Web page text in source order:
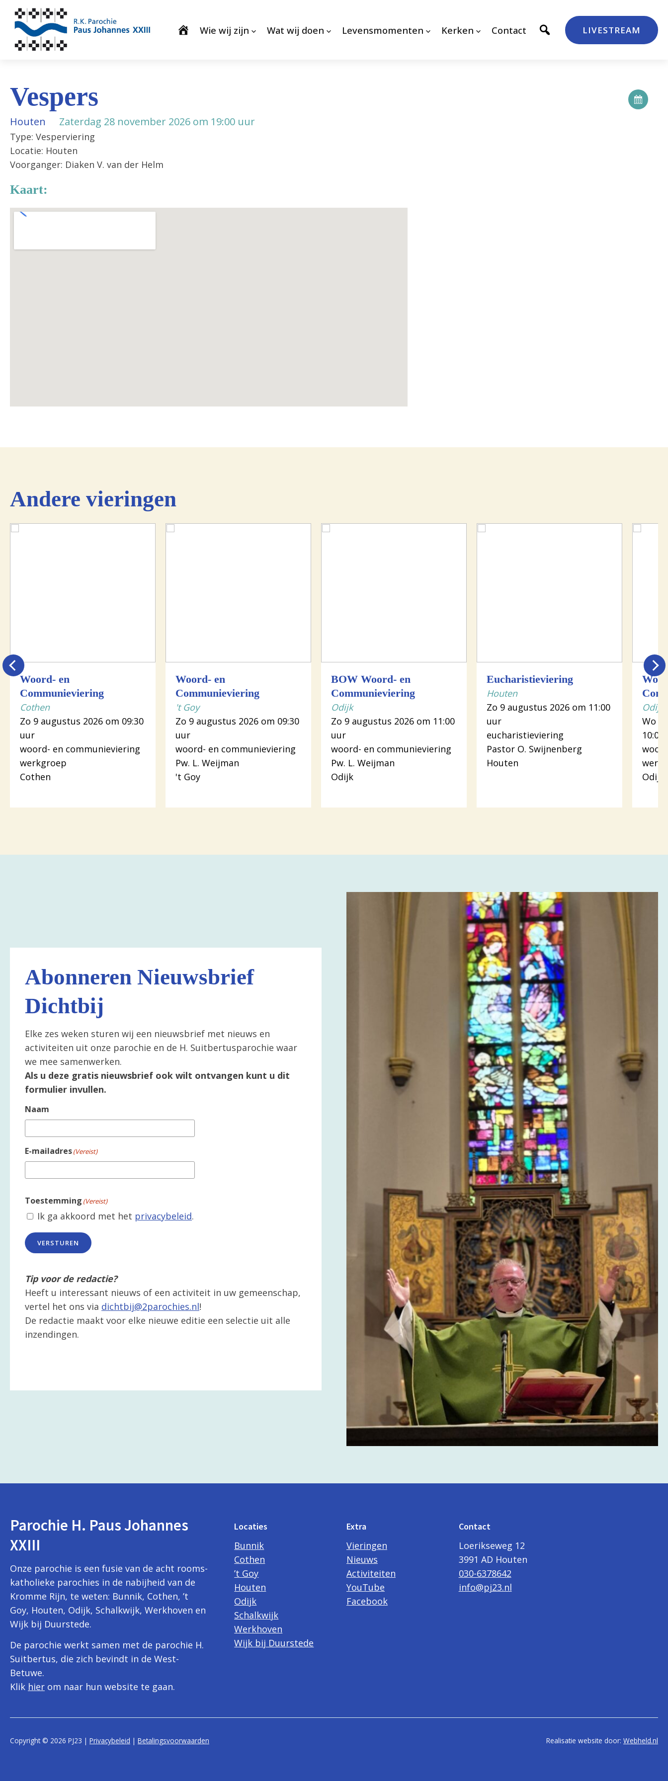
Wie wij zijn Wat wij doen Levensmomenten Kerken Contact LIVESTREAM
Vespers
Houten Zaterdag 28 november 2026 om 19:00 uur
Type: Vesperviering
Locatie: Houten
Voorganger: Diaken V. van der Helm
Kaart:
Andere vieringen
Woord- en
Communieviering
Cothen
Zo 9 augustus 2026 om 09:30
uur
woord- en communieviering
werkgroep
Cothen
Woord- en
Communieviering
't Goy
Zo 9 augustus 2026 om 09:30
uur
woord- en communieviering
Pw. L. Weijman
't Goy
BOW Woord- en
Communieviering
Odijk
Zo 9 augustus 2026 om 11:00
uur
woord- en communieviering
Pw. L. Weijman
Odijk
Eucharistieviering
Houten
Zo 9 augustus 2026 om 11:00
uur
eucharistieviering
Pastor O. Swijnenberg
Houten
Odijk
Wo
Odijk
Abonneren Nieuwsbrief
Dichtbij
Elke zes weken sturen wij een nieuwsbrief met nieuws en
activiteiten uit onze parochie en de H. Suitbertusparochie waar
we mee samenwerken.
Als u deze gratis nieuwsbrief ook wilt ontvangen kunt u dit
formulier invullen.
Naam
E-mailadres(Vereist)
Toestemming (Vereist)
Ik ga akkoord met het privacybeleid.
VERSTUREN
Tip voor de redactie?
Heeft u interessant nieuws of een activiteit in uw gemeenschap,
vertel het ons via dichtbij@2parochies.nl!
De redactie maakt voor elke nieuwe editie een selectie uit alle
inzendingen.
Parochie H. Paus Johannes
XXIII
Onze parochie is een fusie van de acht rooms-
katholieke parochies in de nabijheid van de
Kromme Rijn, te weten: Bunnik, Cothen, ’t
Goy, Houten, Odijk, Schalkwijk, Werkhoven en
Wijk bij Duurstede.
De parochie werkt samen met de parochie H.
Suitbertus, die zich bevindt in de West-
Betuwe.
Klik hier om naar hun website te gaan.
Locaties
Bunnik
Cothen
’t Goy
Houten
Odijk
Schalkwijk
Werkhoven
Wijk bij Duurstede
Extra
Vieringen
Nieuws
Activiteiten
YouTube
Facebook
Contact
Loerikseweg 12
3991 AD Houten
030-6378642
info@pj23.nl
Copyright © 2026 PJ23 | Privacybeleid | Betalingsvoorwaarden Realisatie website door: Webheld.nl